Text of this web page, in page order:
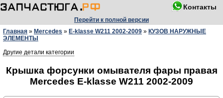
Контакты
Перейти к полной версии
Главная » Mercedes » E-klasse W211 2002-2009 » КУЗОВ НАРУЖНЫЕ
ЭЛЕМЕНТЫ
Другие детали категории
Крышка форсунки омывателя фары правая
Mercedes E-klasse W211 2002-2009